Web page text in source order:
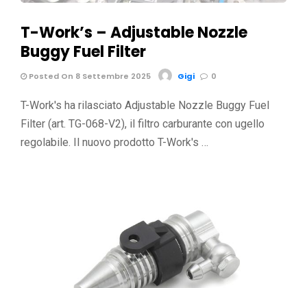
T-Work’s – Adjustable Nozzle
Buggy Fuel Filter
Posted On 8 Settembre 2025 Gigi 0
T-Work's ha rilasciato Adjustable Nozzle Buggy Fuel
Filter (art. TG-068-V2), il filtro carburante con ugello
regolabile. Il nuovo prodotto T-Work's …